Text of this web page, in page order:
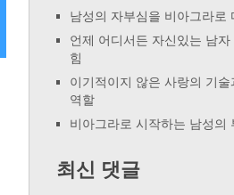
남성의 자부심을 비아그라로
언제 어디서든 자신있는 남자
힘
이기적이지 않은 사랑의 기술
역할
비아그라로 시작하는 남성의
최신 댓글